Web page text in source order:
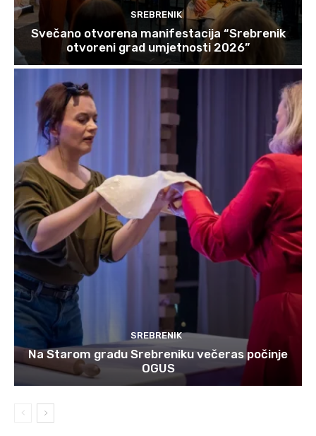
SREBRENIK
Svečano otvorena manifestacija “Srebrenik
otvoreni grad umjetnosti 2026”
SREBRENIK
Na Starom gradu Srebreniku večeras počinje
OGUS